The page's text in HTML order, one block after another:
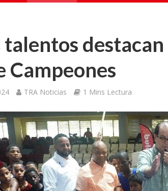
talentos
Campeones
TRA Noticias 1 Mins Lectura